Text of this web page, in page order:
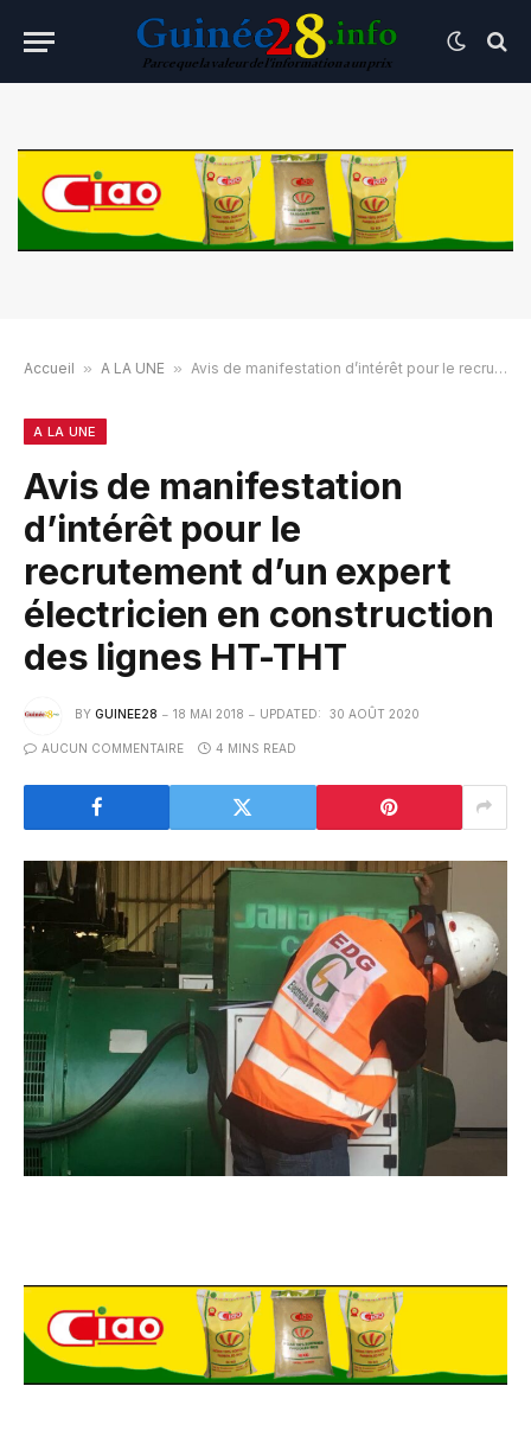
Accueil » A LA UNE » Avis de manifestation d’intérêt pour le recrutement d’un expert électricien en construction des lignes HT-THT
A LA UNE
Avis de manifestation
d’intérêt pour le
recrutement d’un expert
électricien en construction
des lignes HT-THT
BY GUINEE28 18 MAI 2018 UPDATED: 30 AOÛT 2020
AUCUN COMMENTAIRE 4 MINS READ